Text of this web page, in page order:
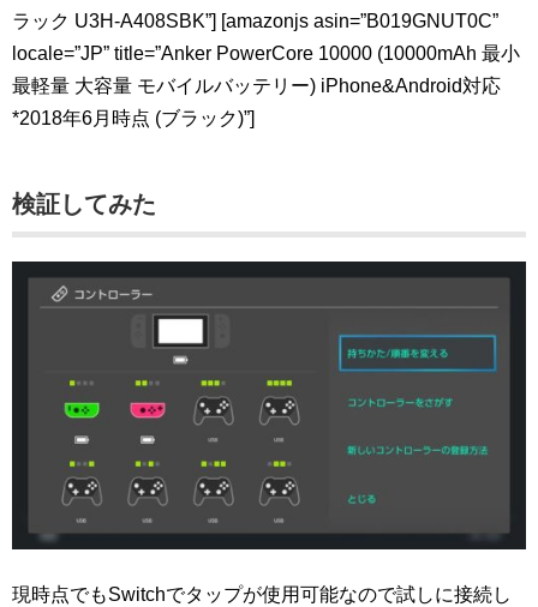
ラック U3H-A408SBK”] [amazonjs asin=”B019GNUT0C”
locale=”JP” title=”Anker PowerCore 10000 (10000mAh 最小
最軽量 大容量 モバイルバッテリー) iPhone&Android対応
*2018年6月時点 (ブラック)”]
検証してみた
現時点でもSwitchでタップが使用可能なので試しに接続し